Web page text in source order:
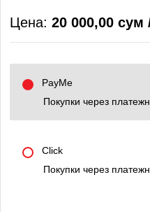
Цена: 20 000,00 сум
PayMe
Покупки через
Click
Покупки через